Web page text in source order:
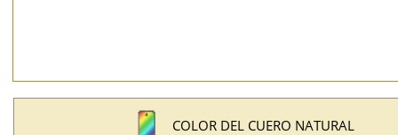
COLOR DEL CUERO NATURAL